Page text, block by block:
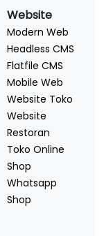
Website
Modern Web
Headless CMS
Flatfile CMS
Mobile Web
Website Toko
Website
Restoran
Toko Online
Shop
Whatsapp
Shop